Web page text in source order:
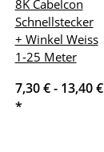
8K Cabelcon
Schnellstecker
+ Winkel Weiss
1-25 Meter
7,30 € - 13,40 €
*